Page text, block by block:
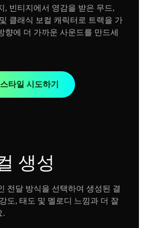
, 빈티지에서 영감을 받은 무드,
클래식 보컬 캐릭터로 트랙을 가
향에 더 가까운 사운드를 만드세
스타일 시도하기
생성
전달 방식을 선택하여 생성된 결
도, 태도 및 멜로디 느낌과 더 잘
.